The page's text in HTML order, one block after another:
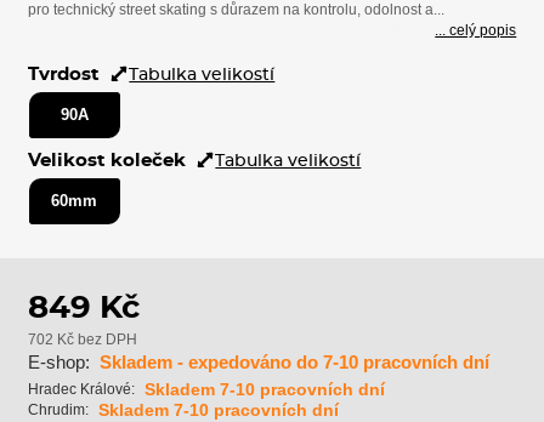
pro technický street skating s důrazem na kontrolu, odolnost a...
... celý popis
Tvrdost Tabulka velikostí
90A
Velikost koleček Tabulka velikostí
60mm
849 Kč
702 Kč bez DPH
E-shop: Skladem - expedováno do 7-10 pracovních dní
Hradec Králové: Skladem 7-10 pracovních dní
Chrudim: Skladem 7-10 pracovních dní